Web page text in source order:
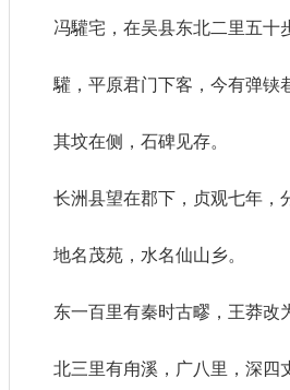
冯驩宅，在吴县东北二里五十
驩，平原君门下客，今有弹铗
其坟在侧，石碑见存。
长洲县望在郡下，贞观七年，
地名茂苑，水名仙山乡。
东一百里有秦时古疁，王莽改
北三里有甪溪，广八里，深四